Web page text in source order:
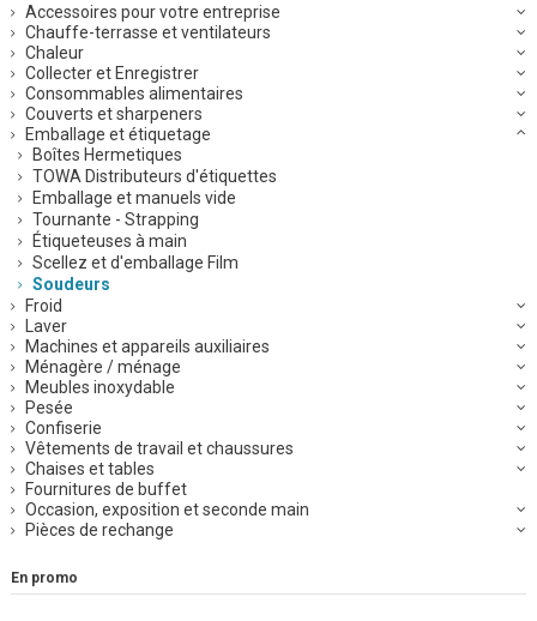
Accessoires pour votre entreprise
Chauffe-terrasse et ventilateurs
Chaleur
Collecter et Enregistrer
Consommables alimentaires
Couverts et sharpeners
Emballage et étiquetage
Boîtes Hermetiques
TOWA Distributeurs d'étiquettes
Emballage et manuels vide
Tournante - Strapping
Étiqueteuses à main
Scellez et d'emballage Film
Soudeurs
Froid
Laver
Machines et appareils auxiliaires
Ménagère / ménage
Meubles inoxydable
Pesée
Confiserie
Vêtements de travail et chaussures
Chaises et tables
Fournitures de buffet
Occasion, exposition et seconde main
Pièces de rechange
En promo